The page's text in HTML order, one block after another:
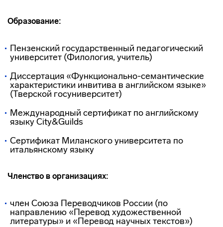
Образование:
Пензенский государственный педагогический
университет (Филология, учитель)
Диссертация «Функционально-семантические
характеристики инвитива в английском языке»
(Тверской госуниверситет)
Международный сертификат по английскому
языку City&Guilds
Сертификат Миланского университета по
итальянскому языку
Членство в организациях:
член Союза Переводчиков России (по
направлению «Перевод художественной
литературы» и «Перевод научных текстов»)